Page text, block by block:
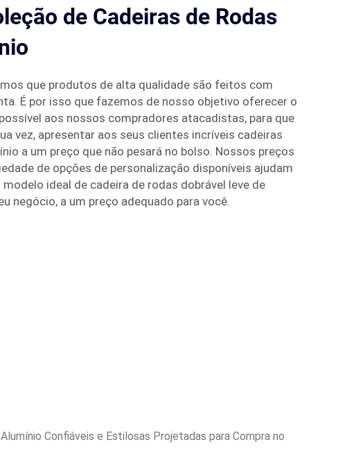
de Cadeiras de Rodas
que produtos de alta qualidade são feitos com
É por isso que fazemos de nosso objetivo oferecer o
aos nossos compradores atacadistas, para que
vez, apresentar aos seus clientes incríveis cadeiras
a um preço que não pesará no bolso. Nossos preços
de opções de personalização disponíveis ajudam
ideal de cadeira de rodas dobrável leve de
negócio, a um preço adequado para você.